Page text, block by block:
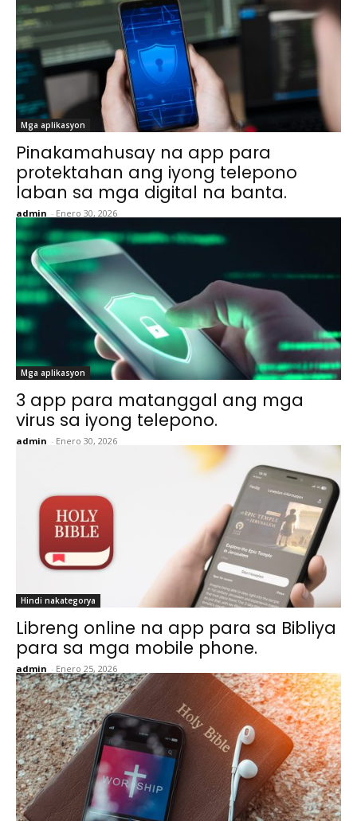
Mga aplikasyon
Pinakamahusay na app para
protektahan ang iyong telepono
laban sa mga digital na banta.
admin - Enero 30, 2026
Mga aplikasyon
3 app para matanggal ang mga
virus sa iyong telepono.
admin - Enero 30, 2026
Hindi nakategorya
Libreng online na app para sa Bibliya
para sa mga mobile phone.
admin - Enero 25, 2026